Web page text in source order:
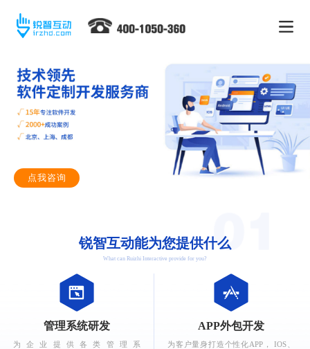
点我咨询
锐智互动能为您提供什么
What can Ruizhi Interactive provide for you?
管理系统研发
为企业提供各类管理系
APP外包开发
为客户量身打造个性化APP， IOS、